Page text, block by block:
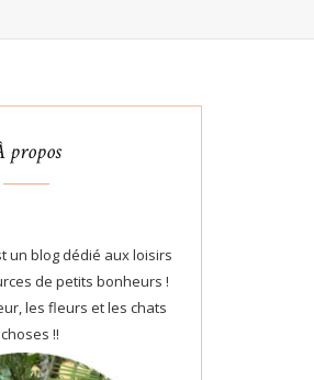
propos
un blog dédié aux loisirs
de petits bonheurs !
les fleurs et les chats
!!